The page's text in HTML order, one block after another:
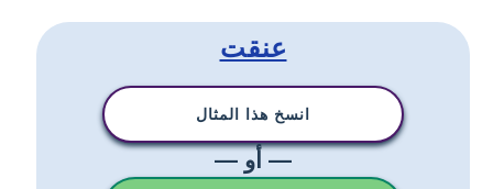
عنقت
انسخ هذا المثال
— أو —